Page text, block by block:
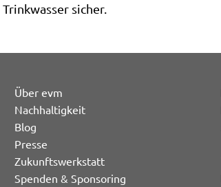
sicher.
Über evm
Nachhaltigkeit
Blog
Presse
Zukunftswerkstatt
Spenden & Sponsoring